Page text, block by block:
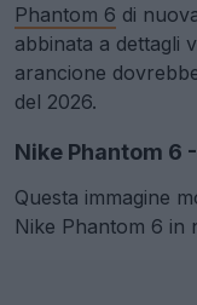
Phantom 6 di
abbinata a dettagli
arancione
del 2026.
Nike Phantom 6
Questa immagine
Nike Phantom 6 in